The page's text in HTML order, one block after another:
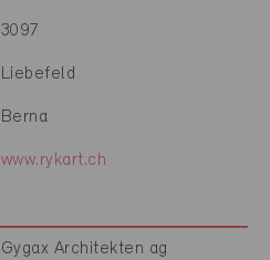
3097
Liebefeld
Berna
www.rykart.ch
Gygax Architekten ag